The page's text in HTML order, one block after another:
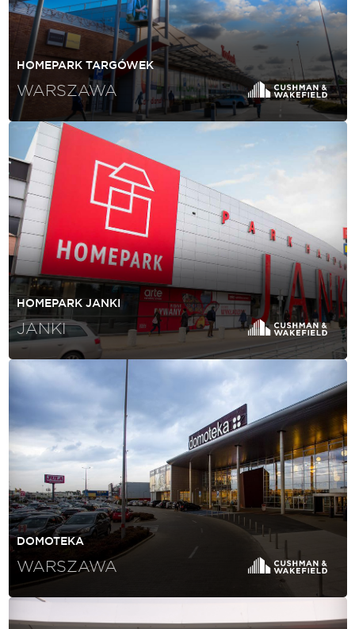
HOMEPARK TARGÓWEK
WARSZAWA
HOMEPARK JANKI
JANKI
DOMOTEKA
WARSZAWA